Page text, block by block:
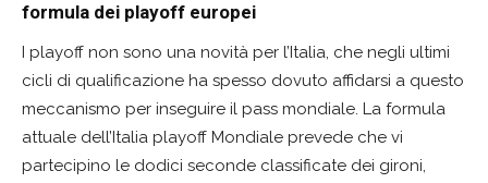
formula dei playoff europei
I playoff non sono una novità per l’Italia, che negli ultimi
cicli di qualificazione ha spesso dovuto affidarsi a questo
meccanismo per inseguire il pass mondiale. La formula
attuale dell’Italia playoff Mondiale prevede che vi
partecipino le dodici seconde classificate dei gironi,